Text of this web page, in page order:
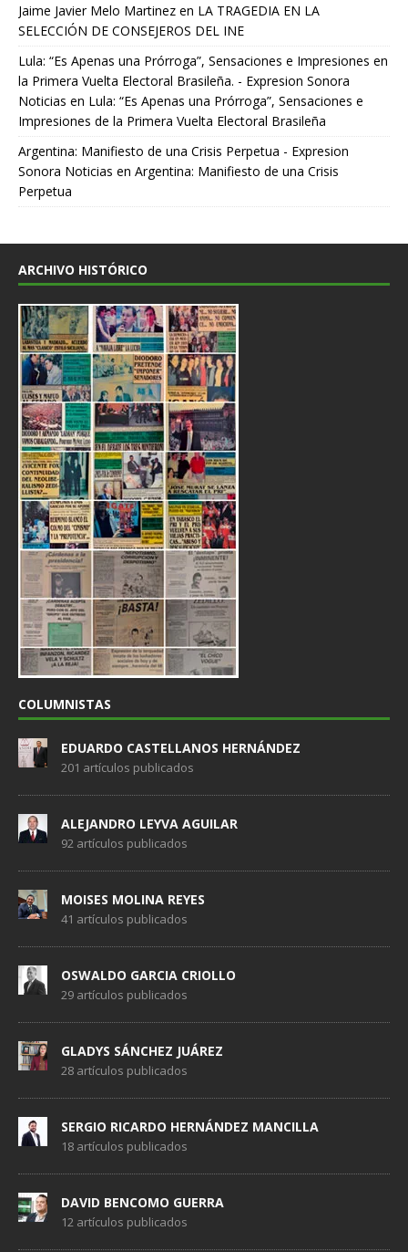
Jaime Javier Melo Martinez en LA TRAGEDIA EN LA
SELECCIÓN DE CONSEJEROS DEL INE
Lula: “Es Apenas una Prórroga”, Sensaciones e Impresiones en
la Primera Vuelta Electoral Brasileña. - Expresion Sonora
Noticias en Lula: “Es Apenas una Prórroga”, Sensaciones e
Impresiones de la Primera Vuelta Electoral Brasileña
Argentina: Manifiesto de una Crisis Perpetua - Expresion
Sonora Noticias en Argentina: Manifiesto de una Crisis
Perpetua
ARCHIVO HISTÓRICO
COLUMNISTAS
EDUARDO CASTELLANOS HERNÁNDEZ
201 artículos publicados
ALEJANDRO LEYVA AGUILAR
92 artículos publicados
MOISES MOLINA REYES
41 artículos publicados
OSWALDO GARCIA CRIOLLO
29 artículos publicados
GLADYS SÁNCHEZ JUÁREZ
28 artículos publicados
SERGIO RICARDO HERNÁNDEZ MANCILLA
18 artículos publicados
DAVID BENCOMO GUERRA
12 artículos publicados